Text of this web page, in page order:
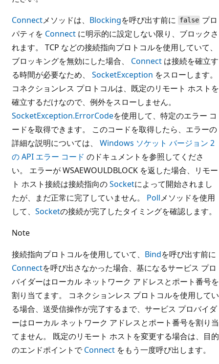
Connectメソッドは、 Blockingを呼び出す前に false プロ
パティを Connect に明示的に設定しない限り、ブロックさ
れます。 TCP などの接続指向プロトコルを使用していて、
ブロッキングを無効にした場合、 Connect は接続を確立す
る時間が必要なため、 SocketException をスローします。
コネクションレス プロトコルは、既定のリモート ホストを
確立するだけなので、例外をスローしません。
SocketException.ErrorCodeを使用して、特定のエラー コ
ードを取得できます。 このコードを取得したら、エラーの
詳細な説明については、 Windows ソケット バージョン 2
の API エラー コード のドキュメントを参照してくださ
い。 エラーが WSAEWOULDBLOCK を返した場合、リモー
ト ホスト接続は接続指向のSocketによって開始されまし
たが、まだ正常に完了していません。 Pollメソッドを使用
して、 Socketの接続が完了したタイミングを確認します。
Note
接続指向プロトコルを使用していて、 Bindを呼び出す前に
Connectを呼び出さなかった場合、基になるサービス プロ
バイダーはローカル ネットワーク アドレスとポート番号を
割り当てます。 コネクションレス プロトコルを使用してい
る場合、送受信操作が完了するまで、サービス プロバイダ
ーはローカル ネットワーク アドレスとポート番号を割り当
てません。 既定のリモート ホストを変更する場合は、目的
のエンドポイントでConnect をもう一度呼び出します。